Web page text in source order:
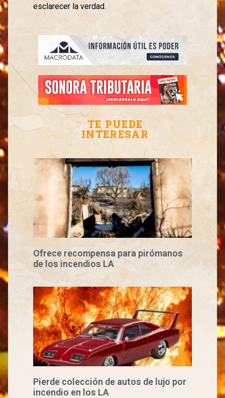
esclarecer la verdad.
TE PUEDE
INTERESAR
Ofrece recompensa para pirómanos
de los incendios LA
Pierde colección de autos de lujo por
incendio en los LA